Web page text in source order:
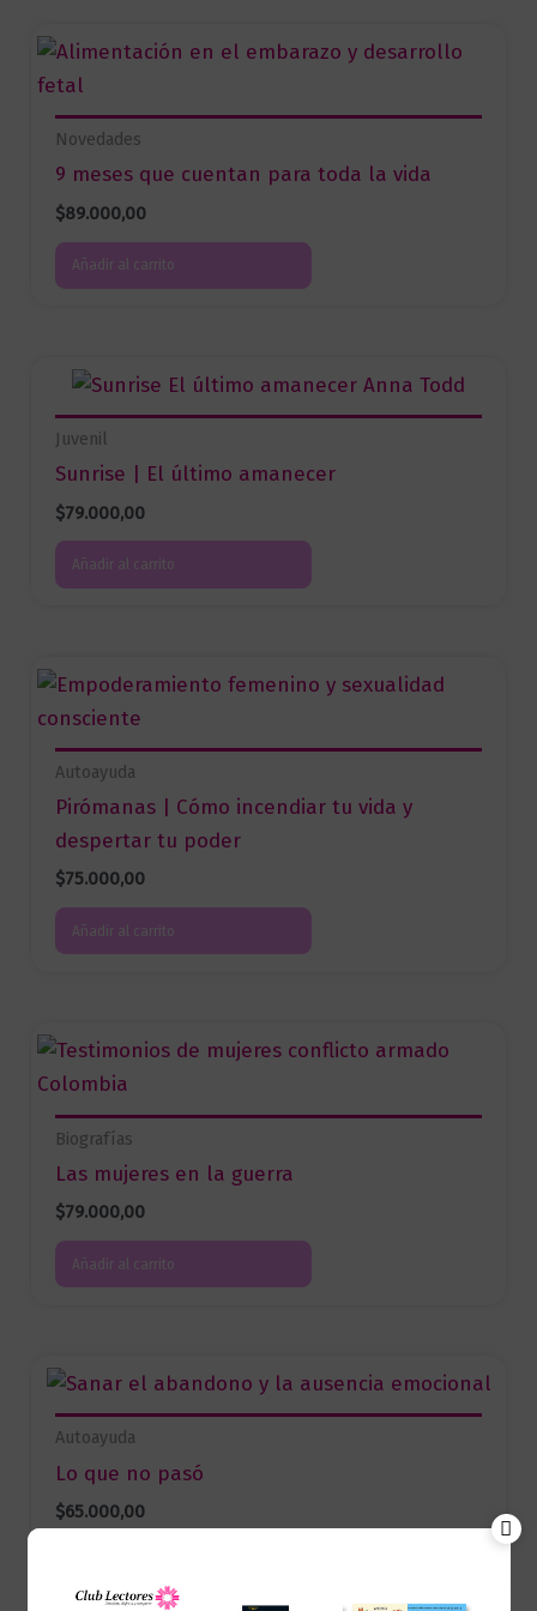
Novedades
9 meses que cuentan para toda la vida
$89.000,00
Añadir al carrito
Juvenil
Sunrise | El último amanecer
$79.000,00
Añadir al carrito
Autoayuda
Pirómanas | Cómo incendiar tu vida y
despertar tu poder
$75.000,00
Añadir al carrito
Biografías
Las mujeres en la guerra
$79.000,00
Añadir al carrito
Autoayuda
Lo que no pasó
$65.000,00